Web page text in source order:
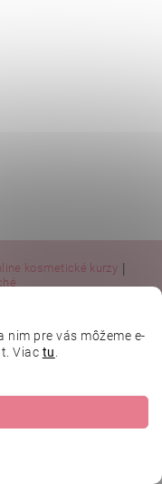
kosmetické kurzy |
nastavenie cookies
nim pre vás môžeme e-
Viac tu